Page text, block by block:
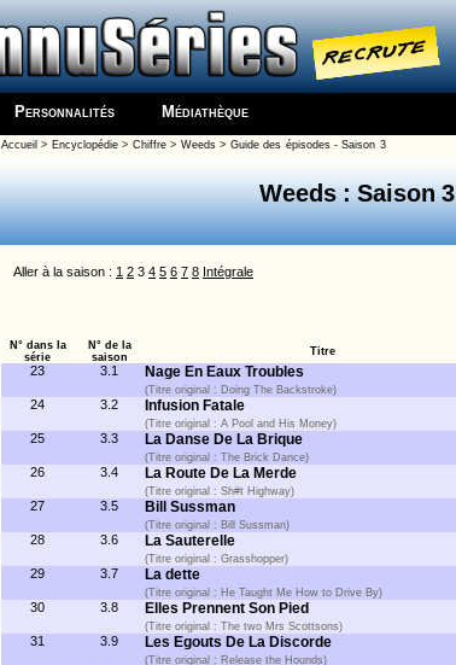
Personnalités Médiathèque
Accueil > Encyclopédie> Chiffre> Weeds> Guide des épisodes - Saison 3
Weeds : Saison 3
Aller à la saison : 1 2 3 4 5 6 7 8 Intégrale
N° dans la
série
N° de la
saison
Titre
23 3.1 Nage En Eaux Troubles
(Titre original : Doing The Backstroke)
24
3.2 Infusion Fatale
(Titre original : A Pool and His Money)
25
3.3 La Danse De La Brique
(Titre original : The Brick Dance)
26
3.4 La Route De La Merde
(Titre original : Sh#t Highway)
27
3.5 Bill Sussman
(Titre original : Bill Sussman)
28
3.6 La Sauterelle
(Titre original : Grasshopper)
29
3.7 La dette
(Titre original : He Taught Me How to Drive By)
30
3.8 Elles Prennent Son Pied
(Titre original : The two Mrs Scottsons)
31
3.9 Les Egouts De La Discorde
(Titre original : Release the Hounds)